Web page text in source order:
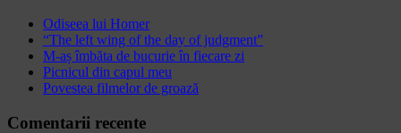
Odiseea lui Homer
“The left wing of the day of judgment”
M-aș îmbăta de bucurie în fiecare zi
Picnicul din capul meu
Povestea filmelor de groază
Comentarii recente